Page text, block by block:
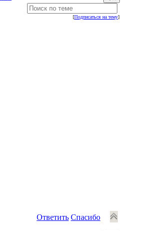
[Подписаться на тему]
Ответить Спасибо